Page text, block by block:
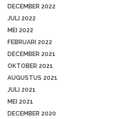
DECEMBER 2022
JULI 2022
MEI 2022
FEBRUARI 2022
DECEMBER 2021
OKTOBER 2021
AUGUSTUS 2021
JULI 2021
MEI 2021
DECEMBER 2020